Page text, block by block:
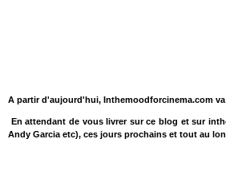
A partir d'aujourd'hui, Inthemoodforcinema.com
En attendant de vous livrer sur ce blog et sur
Andy Garcia etc), ces jours prochains et tout au